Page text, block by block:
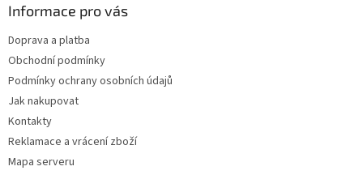
Informace pro vás
Doprava a platba
Obchodní podmínky
Podmínky ochrany osobních údajů
Jak nakupovat
Kontakty
Reklamace a vrácení zboží
Mapa serveru